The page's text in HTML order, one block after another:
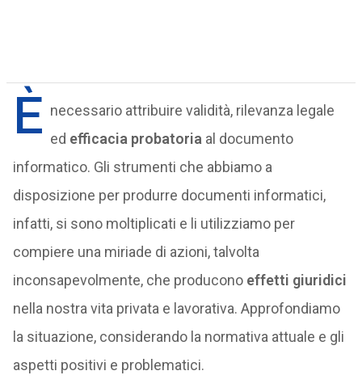
È necessario attribuire validità, rilevanza legale
ed efficacia probatoria al documento
informatico. Gli strumenti che abbiamo a
disposizione per produrre documenti informatici,
infatti, si sono moltiplicati e li utilizziamo per
compiere una miriade di azioni, talvolta
inconsapevolmente, che producono effetti giuridici
nella nostra vita privata e lavorativa. Approfondiamo
la situazione, considerando la normativa attuale e gli
aspetti positivi e problematici.